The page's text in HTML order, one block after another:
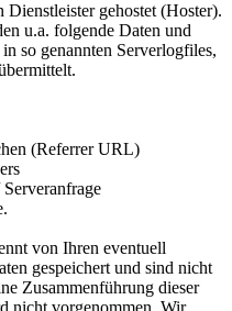
gehostet (Hoster).
u.a. folgende Daten und
so genannten Serverlogfiles,
(Referrer URL)
von Ihren eventuell
gespeichert und sind nicht
Zusammenführung dieser